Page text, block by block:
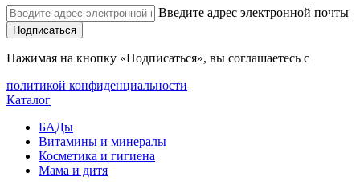
Введите адрес электронной почты
Подписаться
Нажимая на кнопку «Подписаться», вы соглашаетесь с
политикой конфиденциальности
Каталог
БАДы
Витамины и минералы
Косметика и гигиена
Мама и дитя